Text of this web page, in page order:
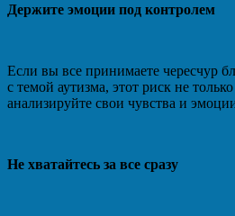
Держите эмоции под контролем
Если вы все принимаете чересчур
с темой аутизма, этот риск не
анализируйте свои чувства и
Не хватайтесь за все сразу